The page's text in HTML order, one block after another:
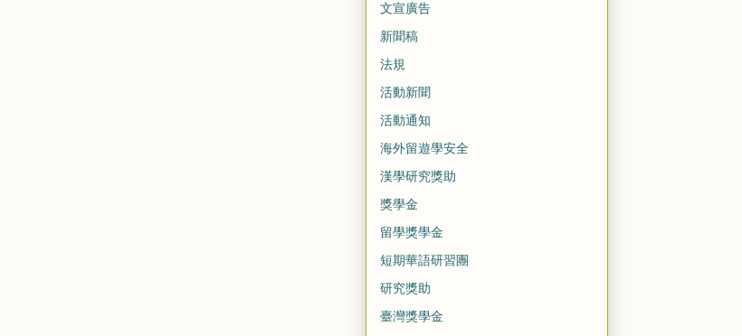
文宣廣告
新聞稿
法規
活動新聞
活動通知
海外留遊學安全
漢學研究獎助
獎學金
留學獎學金
短期華語研習團
研究獎助
臺灣獎學金